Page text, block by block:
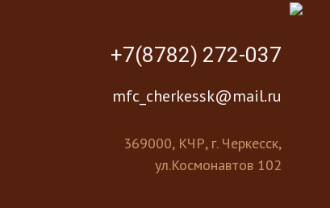
+7(8782) 272-037
mfc_cherkessk@mail.ru
369000, КЧР, г. Черкесск,
ул.Космонавтов 102